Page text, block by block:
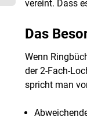
vereint. Dass
Das
Wenn
der 2-Fach-
spricht man